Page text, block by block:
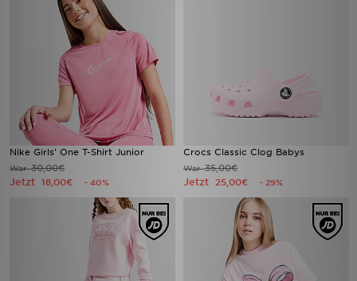
Nike Girls' One T-Shirt Junior
War30,00€
Jetzt 18,00€ - 40%
Crocs Classic Clog Babys
War35,00€
Jetzt 25,00€ - 29%